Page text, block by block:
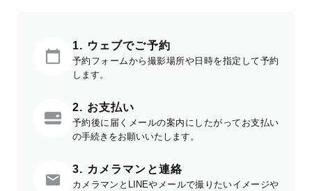
1. ウェブでご予約
予約フォームから撮影場所や日時を指定して予約
します。
2. お支払い
予約後に届くメールの案内にしたがってお支払い
の手続きをお願いいたします。
3. カメラマンと連絡
カメラマンとLINEやメールで撮りたいイメージや